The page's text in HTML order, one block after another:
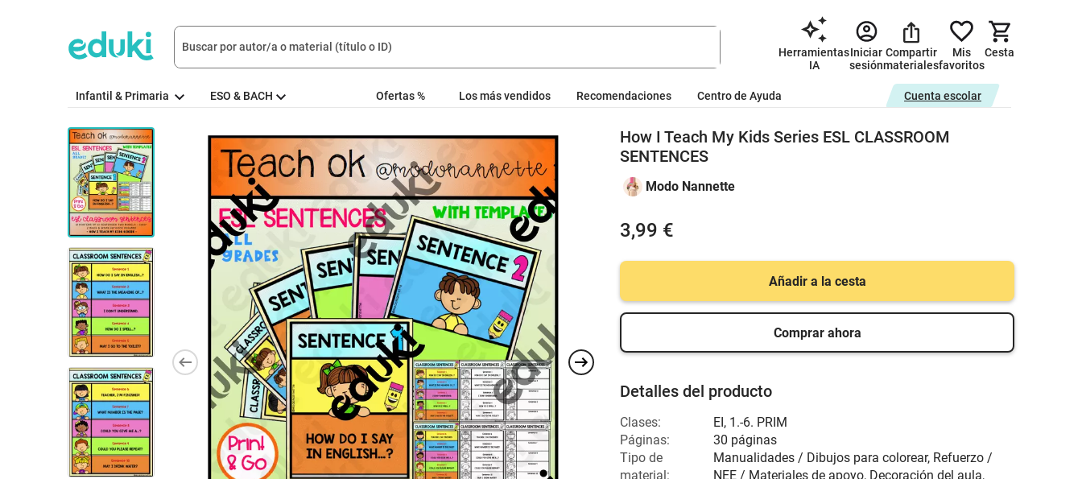
Herramientas
IA
Iniciar
sesión
Compartir
materiales
Mis
favoritos
Cesta
Infantil & Primaria ESO & BACH Ofertas % Los más vendidos Recomendaciones Centro de Ayuda Cuenta escolar
How I Teach My Kids Series ESL CLASSROOM
SENTENCES
Modo Nannette
3,99 €
Añadir a la cesta
Comprar ahora
Detalles del producto
Clases: EI, 1.-6. PRIM
Páginas:
30 páginas
Tipo de
material:
Manualidades / Dibujos para colorear, Refuerzo /
NEE / Materiales de apoyo, Decoración del aula,